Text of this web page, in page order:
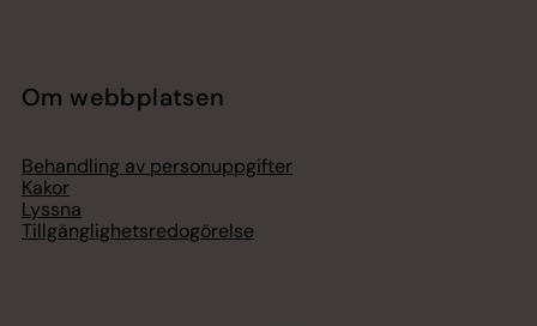
Om webbplatsen
Behandling av personuppgifter
Kakor
Lyssna
Tillgänglighetsredogörelse